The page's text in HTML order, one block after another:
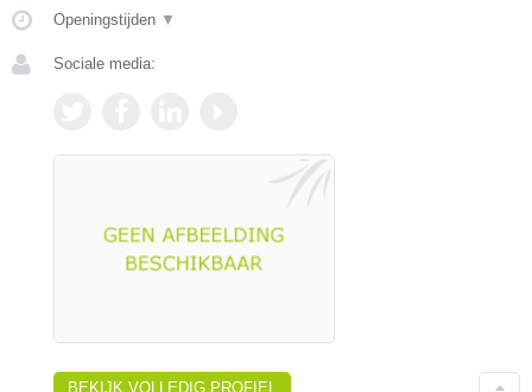
Openingstijden ▼
Sociale media:
BEKIJK VOLLEDIG PROFIEL